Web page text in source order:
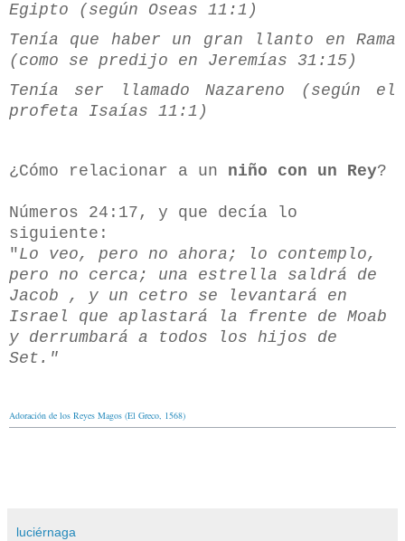
Egipto (según Oseas 11:1)
Tenía que haber un gran llanto en Rama
(como se predijo en Jeremías 31:15)
Tenía ser llamado Nazareno (según el
profeta Isaías 11:1)
¿Cómo relacionar a un niño con un Rey?
Números 24:17, y que decía lo
siguiente:
"Lo veo, pero no ahora; lo contemplo,
pero no cerca; una estrella saldrá de
Jacob , y un cetro se levantará en
Israel que aplastará la frente de Moab
y derrumbará a todos los hijos de
Set."
Adoración de los Reyes Magos (El Greco, 1568)
luciérnaga